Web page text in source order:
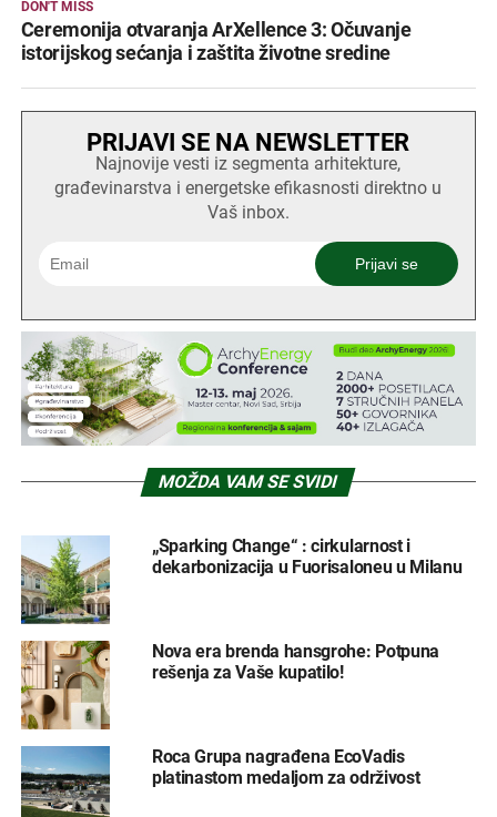
DON'T MISS
Ceremonija otvaranja ArXellence 3: Očuvanje
istorijskog sećanja i zaštita životne sredine
PRIJAVI SE NA NEWSLETTER
Najnovije vesti iz segmenta arhitekture,
građevinarstva i energetske efikasnosti direktno u
Vaš inbox.
MOŽDA VAM SE SVIDI
„Sparking Change“ : cirkularnost i
dekarbonizacija u Fuorisaloneu u Milanu
Nova era brenda hansgrohe: Potpuna
rešenja za Vaše kupatilo!
Roca Grupa nagrađena EcoVadis
platinastom medaljom za održivost